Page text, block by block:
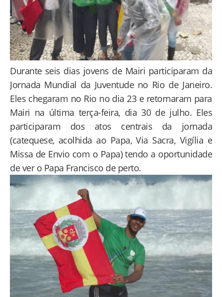
Durante seis dias jovens de Mairi participaram da
Jornada Mundial da Juventude no Rio de Janeiro.
Eles chegaram no Rio no dia 23 e retornaram para
Mairi na última terça-feira, dia 30 de julho. Eles
participaram dos atos centrais da jornada
(catequese, acolhida ao Papa, Via Sacra, Vigília e
Missa de Envio com o Papa) tendo a oportunidade
de ver o Papa Francisco de perto.